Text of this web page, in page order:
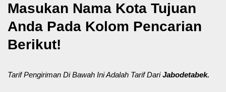
Masukan Nama Kota Tujuan
Anda Pada Kolom Pencarian
Berikut!
Tarif Pengiriman Di Bawah Ini Adalah Tarif DariJabodetabek.